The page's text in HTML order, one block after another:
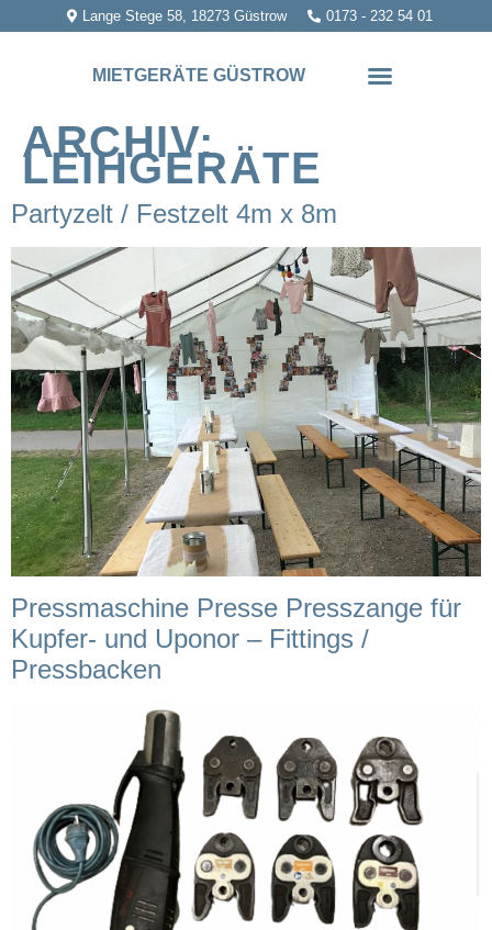
Lange Stege 58, 18273 Güstrow 0173 - 232 54 01
MIETGERÄTE GÜSTROW
ARCHIV:
LEIHGERÄTE
Partyzelt / Festzelt 4m x 8m
Pressmaschine Presse Presszange für
Kupfer- und Uponor – Fittings /
Pressbacken